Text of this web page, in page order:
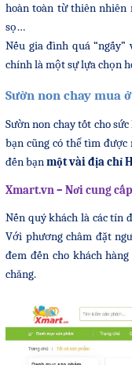
hoàn toàn từ thiên
sọ…
Nếu gia đình quá
chính là một sự lựa chọn
Sườn non chay mua
Sườn non chay tốt cho
bạn cũng có thể tìm được
đến bạnmột vài địa chỉ
Xmart.vn – Nơi cung
Nến quý khách là các tín
Với phương châm đặt
đem đến cho khách
chăng.